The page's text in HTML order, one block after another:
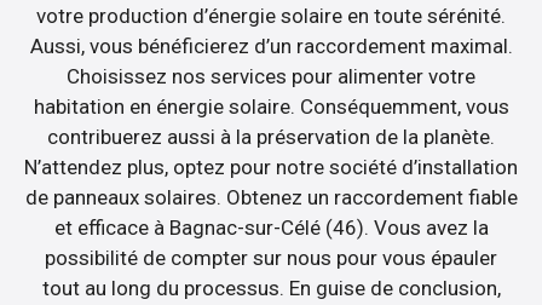
votre production d’énergie solaire en toute sérénité.
Aussi, vous bénéficierez d’un raccordement maximal.
Choisissez nos services pour alimenter votre
habitation en énergie solaire. Conséquemment, vous
contribuerez aussi à la préservation de la planète.
N’attendez plus, optez pour notre société d’installation
de panneaux solaires. Obtenez un raccordement fiable
et efficace à Bagnac-sur-Célé (46). Vous avez la
possibilité de compter sur nous pour vous épauler
tout au long du processus. En guise de conclusion,